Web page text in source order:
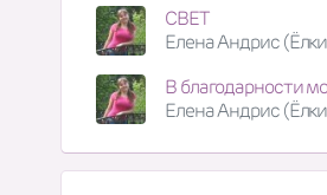
СВЕТ
Елена Андрис
В благодарности
Елена Андрис